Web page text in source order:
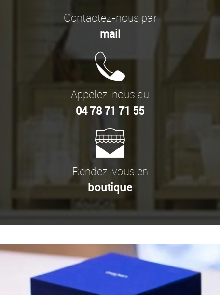
Contactez-nous par
mail
Appelez-nous au
04 78 71 71 55
Rendez-vous en
boutique